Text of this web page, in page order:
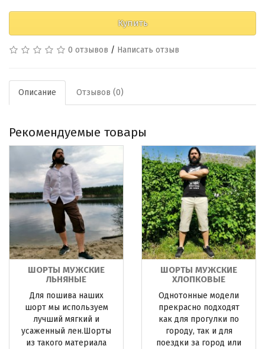
Купить
0 отзывов / Написать отзыв
Описание Отзывов (0)
Рекомендуемые товары
ШОРТЫ МУЖСКИЕ
ЛЬНЯНЫЕ
Для пошива наших
шорт мы используем
лучший мягкий и
усаженный лен.Шорты
из такого материала
ШОРТЫ МУЖСКИЕ
ХЛОПКОВЫЕ
Однотонные модели
прекрасно подходят
как для прогулки по
городу, так и для
поездки за город или